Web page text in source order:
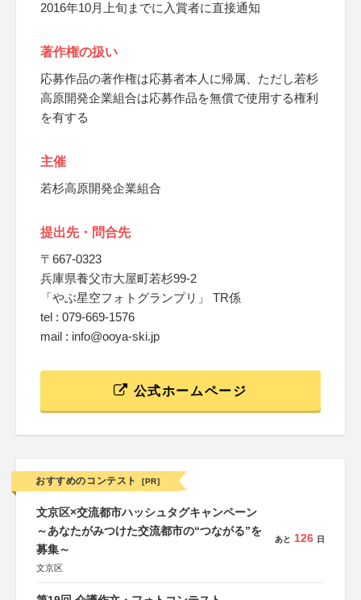
2016年10月上旬までに入賞者に直接通知
著作権の扱い
応募作品の著作権は応募者本人に帰属、ただし若杉
高原開発企業組合は応募作品を無償で使用する権利
を有する
主催
若杉高原開発企業組合
提出先・問合先
〒667-0323
兵庫県養父市大屋町若杉99-2
「やぶ星空フォトグランプリ」 TR係
tel : 079-669-1576
mail : info@ooya-ski.jp
公式ホームページ
おすすめのコンテスト [PR]
文京区×交流都市ハッシュタグキャンペーン
～あなたがみつけた交流都市の“つながる”を
募集～
文京区
あと 126 日